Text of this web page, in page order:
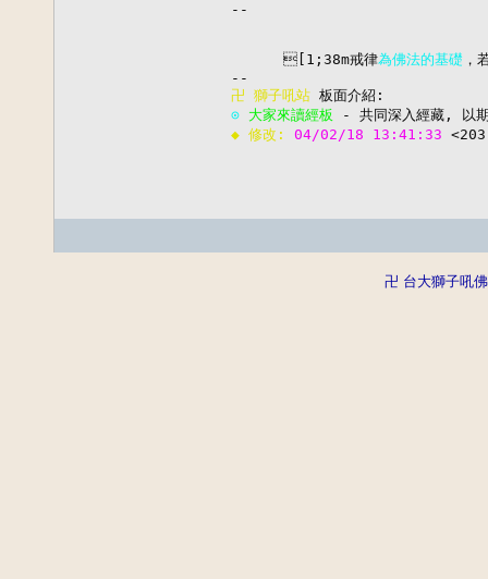
--
      [1;38m戒律
為佛法的基礎 ，
卍 獅子吼站
⊙ 大家來讀經板
◆ 修改: 04/02/18 13:41:33
卍 台大獅子吼